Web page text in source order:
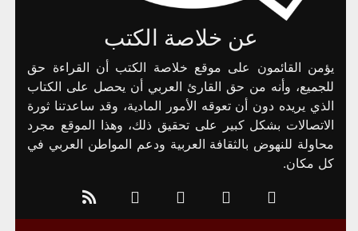
عن خلاصة الكتب
يؤمن القائمون على موقع خلاصة الكتب أن القراءة حق
للجميع، وأنه من حق القارئ العربي أن يحصل على الكتاب
الذي يريده دون أن تعوقه الأمور المادية، وقد ساعدتنا ثورة
الاتصالات بشكل كبير على تحقيق ذلك، وهذا الموقع مجرد
محاولة للنهوض بالثقافة العربية ودعم المواطن العربي في
كل مكان.